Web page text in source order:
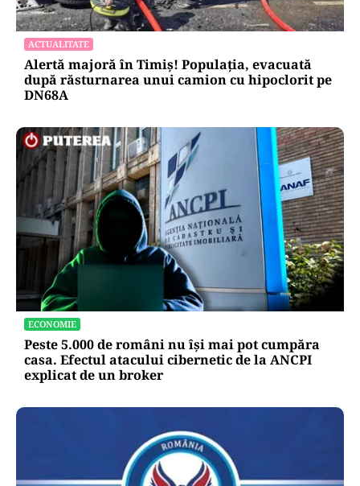
ACTUALITATE
Alertă majoră în Timiș! Populația, evacuată
după răsturnarea unui camion cu hipoclorit pe
DN68A
ECONOMIE
Peste 5.000 de români nu își mai pot cumpăra
casa. Efectul atacului cibernetic de la ANCPI
explicat de un broker